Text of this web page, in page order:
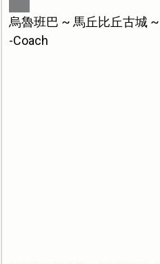
烏魯班巴 ~ 馬丘比丘古城
-Coach